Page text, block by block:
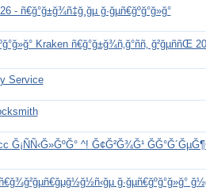
- ñ€ğ°ğ±ğ¾ñ‡ğ¸ğµ ğ·ğµñ€ğºğ°ğ»ğ°
Kraken ñ€ğ°ğ±ğ¾ñ‚ğ°ññ‚ ğ²ğµññŒ
Service
Ğ¡ÑÑ‹Ğ»ĞºĞ° ^! Ğ¢Ğ²Ğ¾Ğ¹
ğ·ğµñ€ğºğ°ğ»ğ°